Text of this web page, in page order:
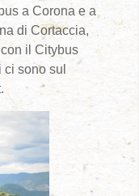
a Corona e a
di Cortaccia,
il Citybus
sono sul